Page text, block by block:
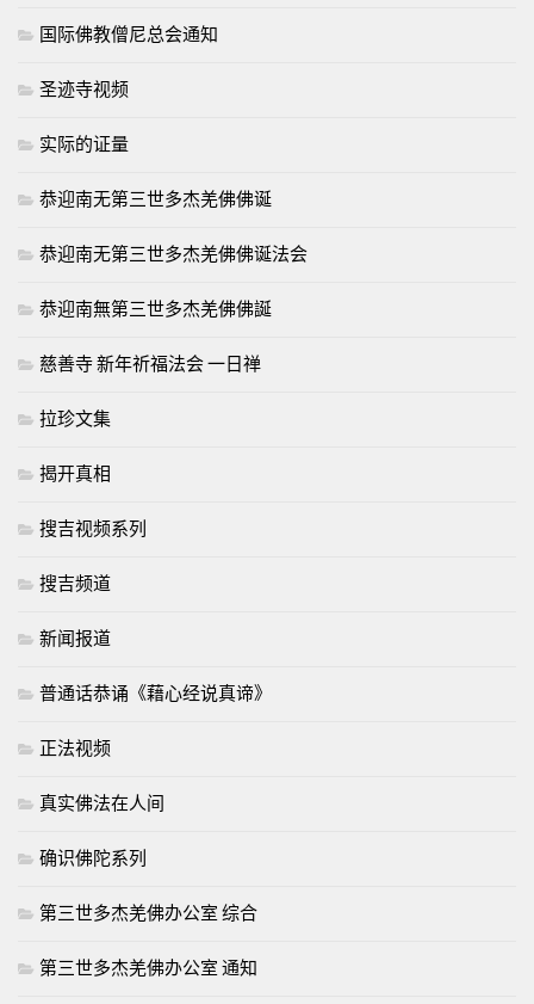
国际佛教僧尼总会通知
圣迹寺视频
实际的证量
恭迎南无第三世多杰羌佛佛诞
恭迎南无第三世多杰羌佛佛诞法会
恭迎南無第三世多杰羌佛佛誕
慈善寺 新年祈福法会 一日禅
拉珍文集
揭开真相
搜吉视频系列
搜吉频道
新闻报道
普通话恭诵《藉心经说真谛》
正法视频
真实佛法在人间
确识佛陀系列
第三世多杰羌佛办公室 综合
第三世多杰羌佛办公室 通知